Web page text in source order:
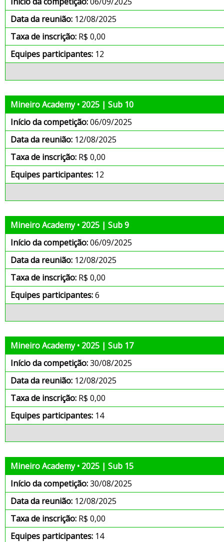
Data da reunião: 12/08/2025
Taxa de inscrição: R$ 0,00
Equipes participantes: 12
Mineiro Academy • 2025 | Sub 10
Início da competição:06/09/2025
Data da reunião: 12/08/2025
Taxa de inscrição: R$ 0,00
Equipes participantes: 12
Mineiro Academy • 2025 | Sub 9
Início da competição:06/09/2025
Data da reunião: 12/08/2025
Taxa de inscrição: R$ 0,00
Equipes participantes:6
Mineiro Academy • 2025 | Sub 17
Início da competição:30/08/2025
Data da reunião: 12/08/2025
Taxa de inscrição: R$ 0,00
Equipes participantes: 14
Mineiro Academy • 2025 | Sub 15
Início da competição:30/08/2025
Data da reunião: 12/08/2025
Taxa de inscrição: R$ 0,00
Equipes participantes: 14